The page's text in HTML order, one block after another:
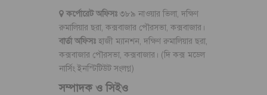
কর্পোরেট অফিসঃ৩৮৯ নাওয়ার ভিলা, দক্ষিণ
রুমালিয়ার ছরা, কক্সবাজার পৌরসভা, কক্সবাজার।
বার্তা অফিসঃ হাজী ম্যানশন, দক্ষিণ রুমালিয়ার ছরা,
কক্সবাজার পৌরসভা, কক্সবাজার। (দি কক্স মডেল
নার্সিং ইনস্টিটিউট সংলগ্ন)
সম্পাদক ও সিইও